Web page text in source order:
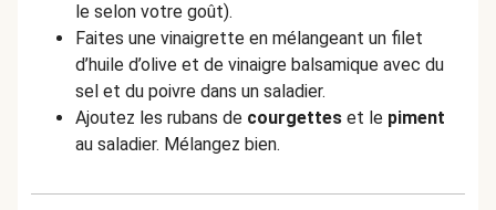
le selon votre goût).
Faites une vinaigrette en mélangeant un filet
d’huile d’olive et de vinaigre balsamique avec du
sel et du poivre dans un saladier.
Ajoutez les rubans de courgettes et le piment
au saladier. Mélangez bien.